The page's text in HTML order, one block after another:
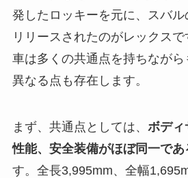
発したロッキーを元に、スバ
リリースされたのがレックス
車は多くの共通点を持ちなが
異なる点も存在します。
まず、共通点としては、 ボディ
性能、安全装備がほぼ同一であ
す。全長3,995mm、全幅